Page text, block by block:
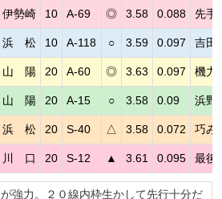
伊勢崎 10 A-69 ◎ 3.58 0.088 先手
浜 松 10 A-118 ○ 3.59 0.097 吉田
山 陽 20 A-60 ◎ 3.63 0.097 機力
山 陽 20 A-15 ○ 3.58 0.09 浜野
浜 松 20 S-40 △ 3.58 0.072 巧み
川 口 20 S-12 ▲ 3.61 0.095 最後
強力。２０線内枠生かして先行十分だ